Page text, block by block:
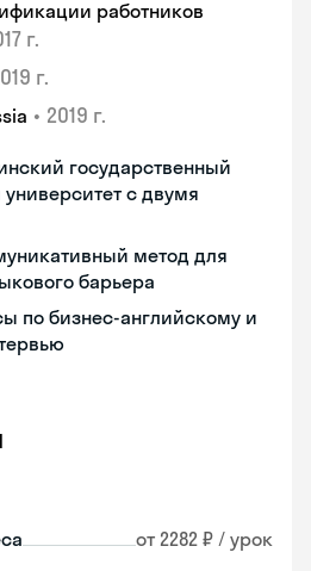
работников
г.
г.
• 2019 г.
государственный
с двумя
метод для
барьера
по бизнес-английскому и
от 2282 ₽ / урок